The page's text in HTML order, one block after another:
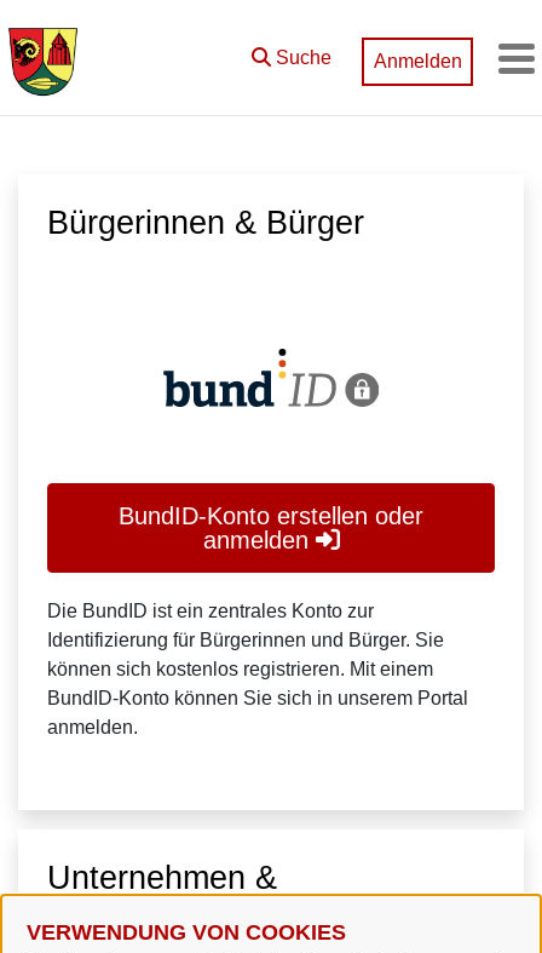
VERWENDUNG VON COOKIES
Suche Anmelden
Bürgerinnen & Bürger
BundID-Konto erstellen oder
anmelden
Die BundID ist ein zentrales Konto zur
Identifizierung für Bürgerinnen und Bürger. Sie
können sich kostenlos registrieren. Mit einem
BundID-Konto können Sie sich in unserem Portal
anmelden.
Unternehmen &
Organisationen